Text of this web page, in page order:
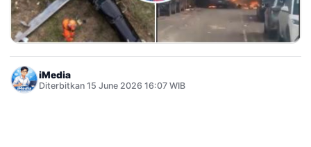
iMedia
Diterbitkan 15 June 2026 16:07 WIB